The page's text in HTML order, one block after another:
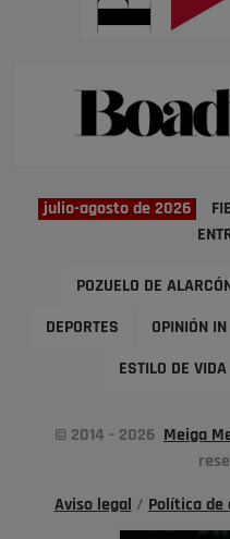
julio-agosto de 2026
POZUELO DE ALARCÓN
DEPORTES OPINIÓN IN
ESTILO DE VIDA
© 2014 - 2026 Meiga
Aviso legal / Política de